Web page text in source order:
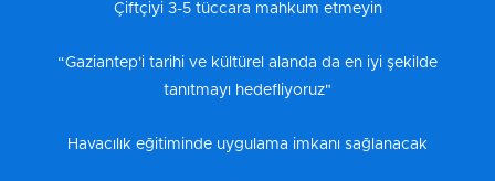
Çiftçiyi 3-5 tüccara mahkum etmeyin
“Gaziantep'i tarihi ve kültürel alanda da en iyi şekilde
tanıtmayı hedefliyoruz"
Havacılık eğitiminde uygulama imkanı sağlanacak